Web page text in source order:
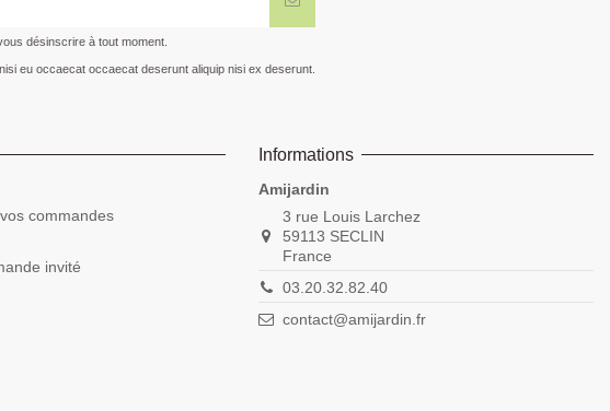
désinscrire à tout moment.
eu occaecat occaecat deserunt aliquip nisi ex deserunt.
commandes
invité
Informations
Amijardin
3 rue Louis Larchez
59113 SECLIN
France
03.20.32.82.40
contact@amijardin.fr